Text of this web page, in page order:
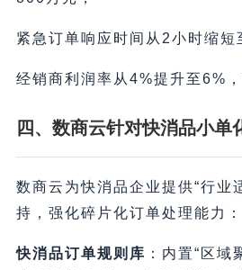
紧急订单响应时间从2小时缩短
经销商利润率从4%提升至6%
四、数商云针对快消品小单
数商云为快消品企业提供“行业
持，强化碎片化订单处理能力：
快消品订单规则库 ：内置“区